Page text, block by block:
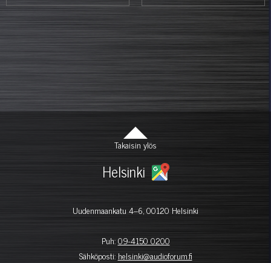
Takaisin ylös
Helsinki
Uudenmaankatu 4–6, 00120 Helsinki
Puh:09-4150 0200
Sähköposti: helsinki@audioforum.fi